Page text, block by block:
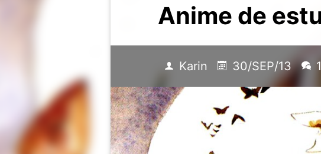
Anime de
Karin 30/SEP/13